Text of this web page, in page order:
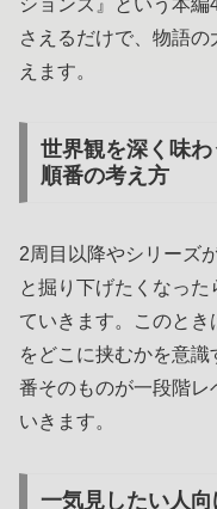
さえるだけで、物語
えます。
世界観を深く味
順番の考え方
2周目以降やシリーズ
と掘り下げたくなっ
ていきます。このと
をどこに挟むかを意
番そのものが一段階レ
いきます。
一気見したい人